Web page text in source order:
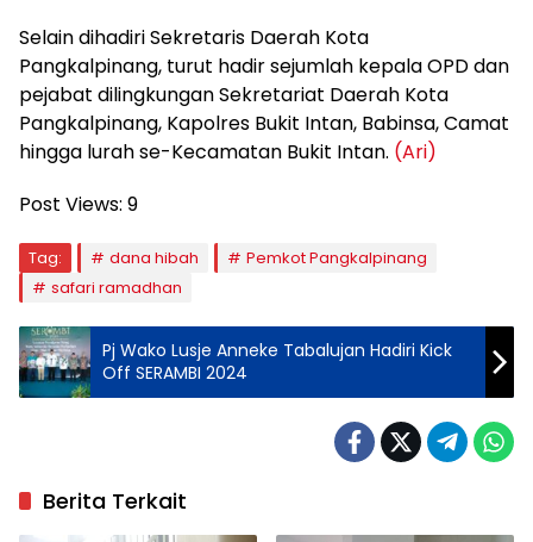
Selain dihadiri Sekretaris Daerah Kota
Pangkalpinang, turut hadir sejumlah kepala OPD dan
pejabat dilingkungan Sekretariat Daerah Kota
Pangkalpinang, Kapolres Bukit Intan, Babinsa, Camat
hingga lurah se-Kecamatan Bukit Intan. (Ari)
Post Views: 9
Tag: dana hibah
Pemkot Pangkalpinang
safari ramadhan
Pj Wako Lusje Anneke Tabalujan Hadiri Kick
Off SERAMBI 2024
Berita Terkait